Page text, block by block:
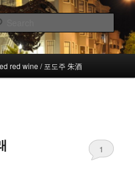
red wine / 포도주 朱酒
1